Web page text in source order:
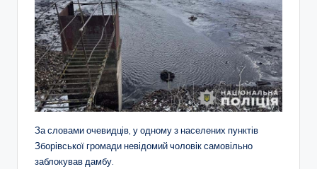
За словами очевидців, у одному з населених пунктів
Зборівської громади невідомий чоловік самовільно
заблокував дамбу.